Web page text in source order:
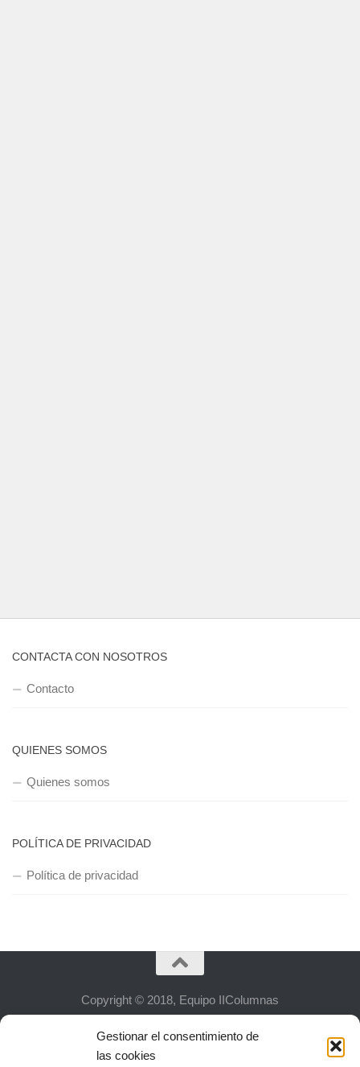
Gestionar el consentimiento de
las cookies
CONTACTA CON NOSOTROS
Contacto
QUIENES SOMOS
Quienes somos
POLÍTICA DE PRIVACIDAD
Política de privacidad
Copyright © 2018, Equipo IIColumnas